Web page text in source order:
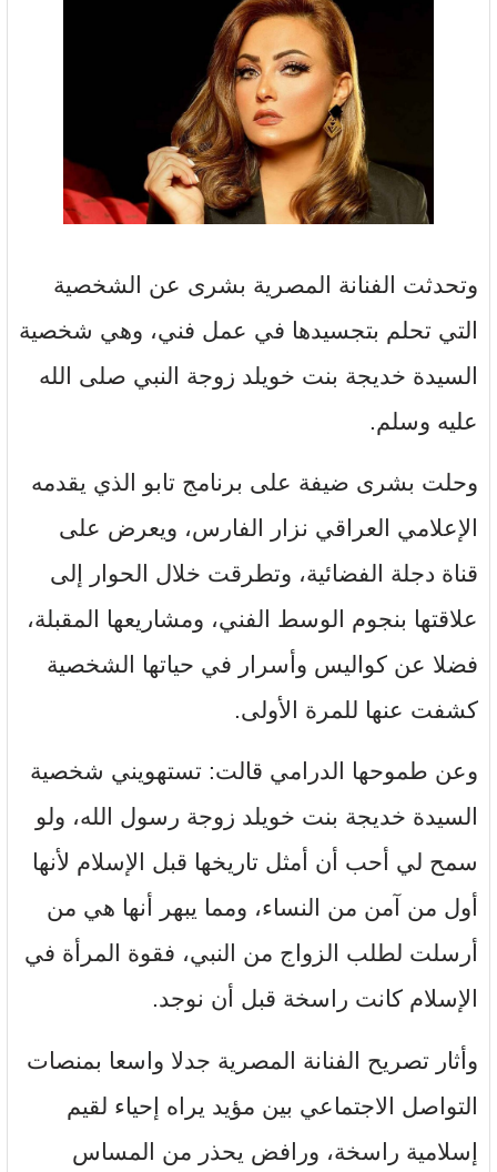
وتحدثت الفنانة المصرية بشرى عن الشخصية
التي تحلم بتجسيدها في عمل فني، وهي شخصية
السيدة خديجة بنت خويلد زوجة النبي صلى الله
عليه وسلم.
وحلت بشرى ضيفة على برنامج تابو الذي يقدمه
الإعلامي العراقي نزار الفارس، ويعرض على
قناة دجلة الفضائية، وتطرقت خلال الحوار إلى
علاقتها بنجوم الوسط الفني، ومشاريعها المقبلة،
فضلا عن كواليس وأسرار في حياتها الشخصية
كشفت عنها للمرة الأولى.
وعن طموحها الدرامي قالت: تستهويني شخصية
السيدة خديجة بنت خويلد زوجة رسول الله، ولو
سمح لي أحب أن أمثل تاريخها قبل الإسلام لأنها
أول من آمن من النساء، ومما يبهر أنها هي من
أرسلت لطلب الزواج من النبي، فقوة المرأة في
الإسلام كانت راسخة قبل أن نوجد.
وأثار تصريح الفنانة المصرية جدلا واسعا بمنصات
التواصل الاجتماعي بين مؤيد يراه إحياء لقيم
إسلامية راسخة، ورافض يحذر من المساس